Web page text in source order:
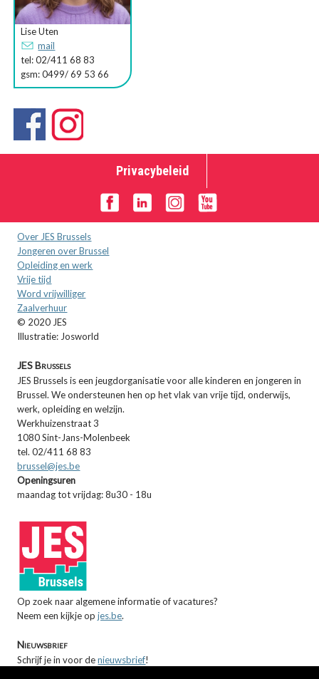
Lise Uten
mail
tel: 02/411 68 83
gsm: 0499/ 69 53 66
Privacybeleid
Over JES Brussels
Jongeren over Brussel
Opleiding en werk
Vrije tijd
Word vrijwilliger
Zaalverhuur
© 2020 JES
Illustratie: Josworld
JES Brussels
JES Brussels is een jeugdorganisatie voor alle kinderen en jongeren in
Brussel. We ondersteunen hen op het vlak van vrije tijd, onderwijs,
werk, opleiding en welzijn.
Werkhuizenstraat 3
1080 Sint-Jans-Molenbeek
tel. 02/411 68 83
brussel@jes.be
Openingsuren
maandag tot vrijdag: 8u30 - 18u
Op zoek naar algemene informatie of vacatures?
Neem een kijkje opjes.be.
Nieuwsbrief
Schrijf je in voor denieuwsbrief!